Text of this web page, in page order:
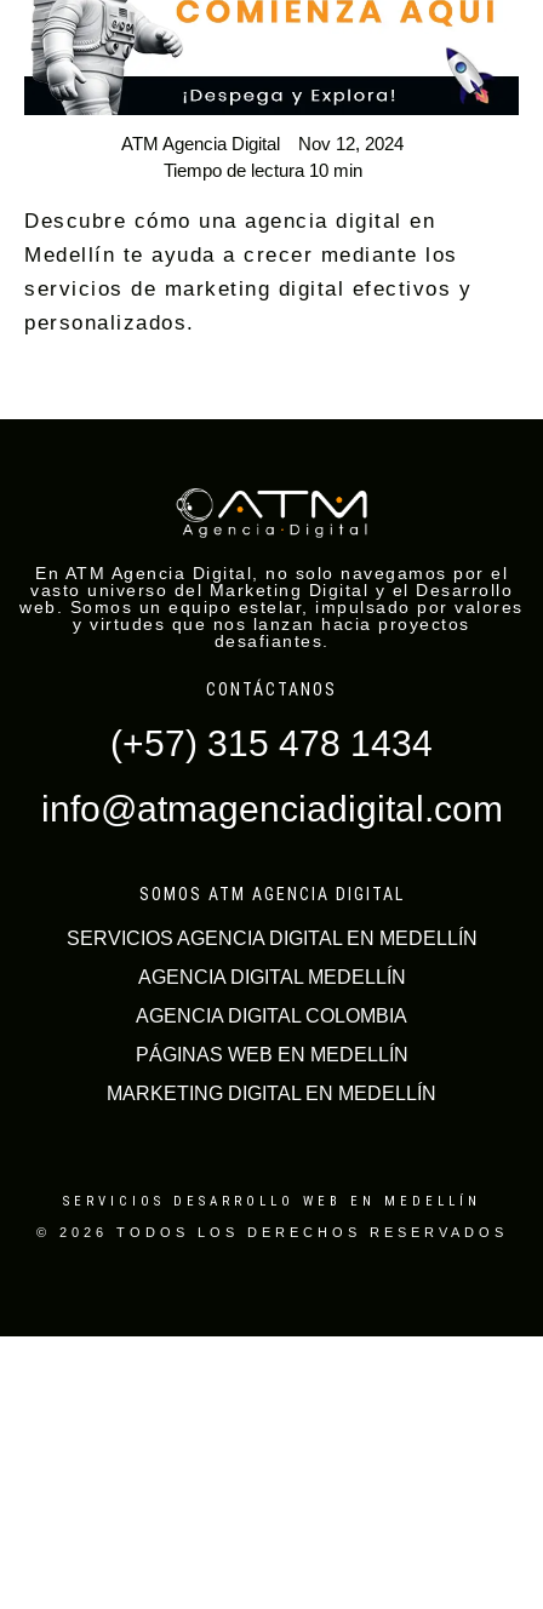
ATM Agencia Digital
Nov 12, 2024
Tiempo de lectura 10 min
Descubre cómo una agencia digital en
Medellín te ayuda a crecer mediante los
servicios de marketing digital efectivos y
personalizados.
SOMOS ATM AGENCIA DIGITAL
SERVICIOS AGENCIA DIGITAL EN MEDELLÍN
AGENCIA DIGITAL MEDELLÍN
AGENCIA DIGITAL COLOMBIA
PÁGINAS WEB EN MEDELLÍN
MARKETING DIGITAL EN MEDELLÍN
CONTÁCTANOS
(+57) 315 478 1434
info@atmagenciadigital.com
En ATM Agencia Digital, no solo navegamos por el
vasto universo del Marketing Digital y el Desarrollo
web. Somos un equipo estelar, impulsado por valores
y virtudes que nos lanzan hacia proyectos
desafiantes.
© 2026 TODOS LOS DERECHOS RESERVADOS
SERVICIOS DESARROLLO WEB EN MEDELLÍN